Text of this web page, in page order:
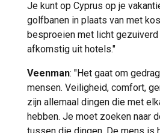
Je kunt op Cyprus op je
golfbanen in plaats van met
besproeien met licht
afkomstig uit hotels."
Veenman: "Het gaat om
mensen. Veiligheid, comfort,
zijn allemaal dingen die met
hebben. Je moet zoeken naar